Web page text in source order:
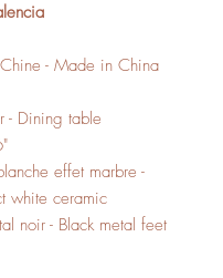
- Made in China
- Dining table
effet marbre -
white ceramic
noir - Black metal feet